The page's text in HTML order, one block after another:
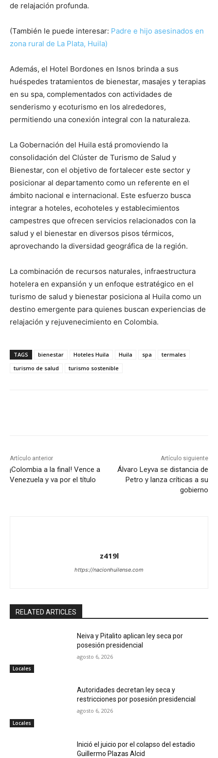
de relajación profunda.
(También le puede interesar: Padre e hijo asesinados en
zona rural de La Plata, Huila)
Además, el Hotel Bordones en Isnos brinda a sus
huéspedes tratamientos de bienestar, masajes y terapias
en su spa, complementados con actividades de
senderismo y ecoturismo en los alrededores,
permitiendo una conexión integral con la naturaleza.
La Gobernación del Huila está promoviendo la
consolidación del Clúster de Turismo de Salud y
Bienestar, con el objetivo de fortalecer este sector y
posicionar al departamento como un referente en el
ámbito nacional e internacional. Este esfuerzo busca
integrar a hoteles, ecohoteles y establecimientos
campestres que ofrecen servicios relacionados con la
salud y el bienestar en diversos pisos térmicos,
aprovechando la diversidad geográfica de la región.
La combinación de recursos naturales, infraestructura
hotelera en expansión y un enfoque estratégico en el
turismo de salud y bienestar posiciona al Huila como un
destino emergente para quienes buscan experiencias de
relajación y rejuvenecimiento en Colombia.
TAGS bienestar Hoteles Huila Huila spa
termales
turismo de salud
turismo sostenible
Artículo anterior
¡Colombia a la final! Vence a
Venezuela y va por el título
Artículo siguiente
Álvaro Leyva se distancia de
Petro y lanza críticas a su
gobierno
z419l
https://nacionhuilense.com
RELATED ARTICLES
Locales
Neiva y Pitalito aplican ley seca por
posesión presidencial
agosto 6, 2026
Locales
Autoridades decretan ley seca y
restricciones por posesión presidencial
agosto 6, 2026
Inició el juicio por el colapso del estadio
Guillermo Plazas Alcid